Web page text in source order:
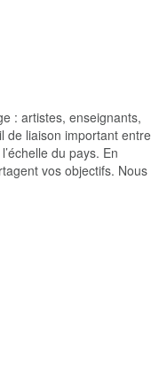
: artistes, enseignants,
de liaison important entre
du pays. En
vos objectifs. Nous